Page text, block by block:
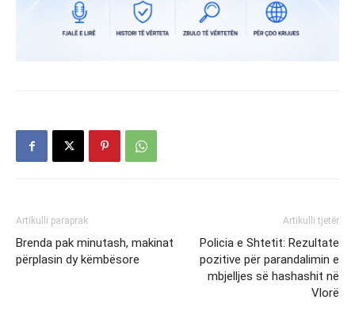
Artikulli paraprak
Brenda pak minutash, makinat
përplasin dy këmbësore
Artikulli tjetër
Policia e Shtetit: Rezultate
pozitive për parandalimin e
mbjelljes së hashashit në
Vlorë